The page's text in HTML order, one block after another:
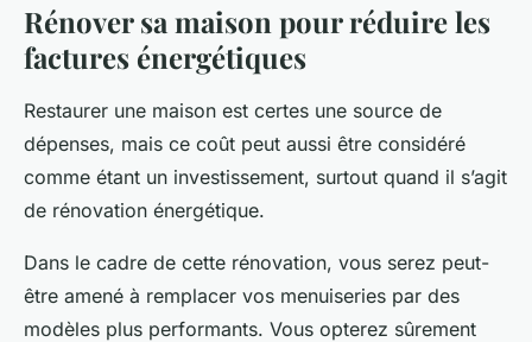
Rénover sa maison pour réduire les
factures énergétiques
Restaurer une maison est certes une source de
dépenses, mais ce coût peut aussi être considéré
comme étant un investissement, surtout quand il s’agit
de rénovation énergétique.
Dans le cadre de cette rénovation, vous serez peut-
être amené à remplacer vos menuiseries par des
modèles plus performants. Vous opterez sûrement